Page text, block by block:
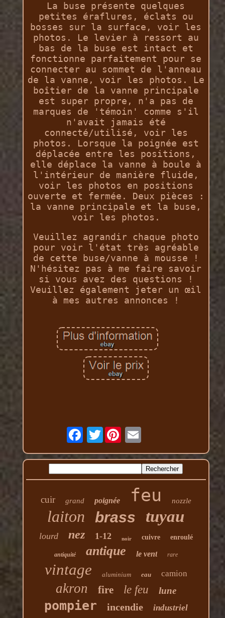
La buse présente quelques
petites éraflures, éclats ou
bosses sur la surface, voir les
photos. Le levier à ressort au
bas de la buse est intact et
fonctionne parfaitement pour se
connecter au sommet de l'anneau
de la vanne, voir les photos. Le
boîtier de la vanne principale
est super propre, n'a pas de
marques de 'témoin' comme s'il
n'avait jamais été
connecté/utilisé, voir les
photos. Lorsque la poignée est
déplacée entre les positions,
elle déplace la vanne à boule à
l'intérieur de manière fluide,
voir les photos en positions
ouverte et fermée. Deux pièces :
la vanne principale et la buse,
voir les photos.
Veuillez agrandir chaque photo
pour voir l'état très agréable
de cette buse/vanne à mousse !
N'hésitez pas à me faire savoir
si vous avez des questions !
Veuillez également jeter un œil
à mes autres annonces !
Twitter
cuir grand poignée feu nozzle
laiton brass tuyau
lourd nez 1-12 noir cuivre enroulé
antiquité antique le vent rare
vintage aluminium eau camion
akron fire le feu lune
pompier incendie industriel